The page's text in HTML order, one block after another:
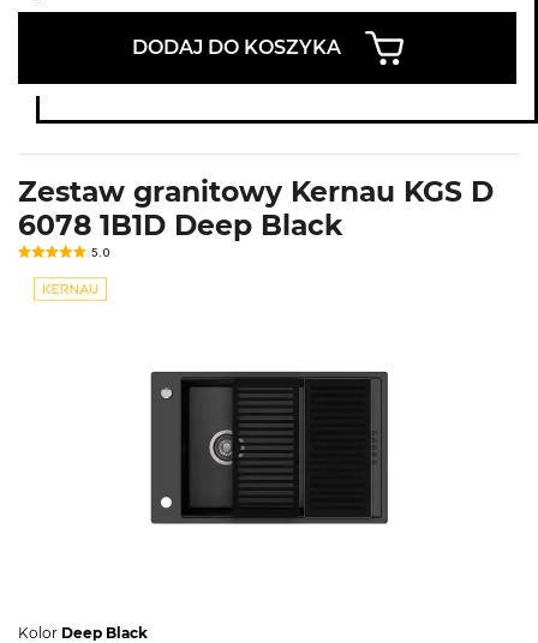
DODAJ DO KOSZYKA
Zestaw granitowy Kernau KGS D
6078 1B1D Deep Black
5.0
Kolor Deep Black